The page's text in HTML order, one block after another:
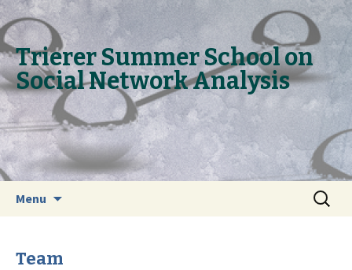
Trie­rer Sum­mer School on
So­ci­al Net­work Ana­ly­sis
Menu
Search
for:
Team